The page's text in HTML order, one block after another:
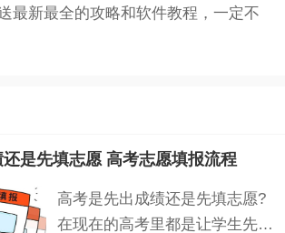
最新最全的攻略和软件教程，一定不
是先填志愿 高考志愿填报流程
高考是先出成绩还是先填志愿?
在现在的高考里都是让学生先知